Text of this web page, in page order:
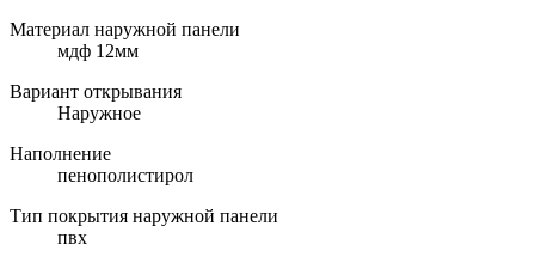
Материал наружной панели
мдф 12мм
Вариант открывания
Наружное
Наполнение
пенополистирол
Тип покрытия наружной панели
пвх